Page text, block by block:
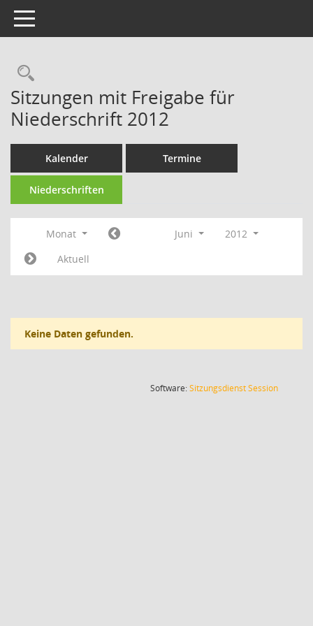
Toggle navigation
Rechercheauswahl
Sitzungen mit Freigabe für
Niederschrift 2012
Kalender Termine
Niederschriften
Monat Juni
2012
Aktuell
Keine Daten gefunden.
Software:SitzungsdienstSession(Wird in